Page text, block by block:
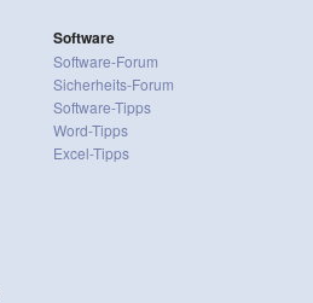
Software
Software-Forum
Sicherheits-Forum
Software-Tipps
Word-Tipps
Excel-Tipps